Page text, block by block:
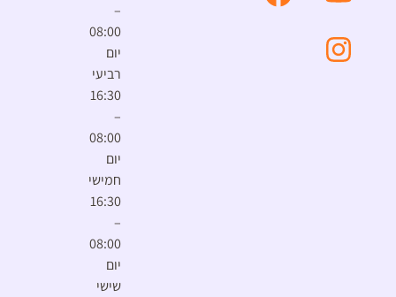
08:00
רביעי
16:30
08:00
חמישי
16:30
08:00
שישי